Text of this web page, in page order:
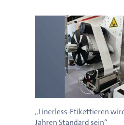
„Linerless-Etikettieren
Jahren Standard sein“